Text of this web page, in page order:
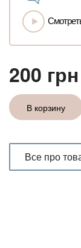
200 грн
В корзину
Все про